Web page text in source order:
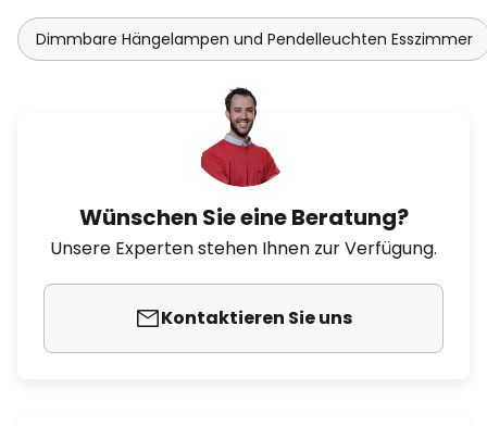
Dimmbare Hängelampen und Pendelleuchten Esszimmer
Wünschen Sie eine Beratung?
Unsere Experten stehen Ihnen zur Verfügung.
Kontaktieren Sie uns